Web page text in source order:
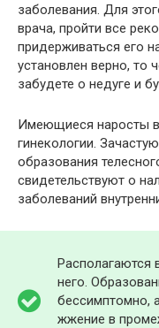
заболевания. Для
врача, пройти все
придерживаться его
установлен верно, то
забудете о недуге и
Имеющиеся наросты
гинекологии.
образования
свидетельствуют о
заболеваний
Располагаются
него.
бессимптомно,
жжение в